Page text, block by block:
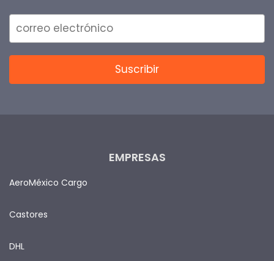
EMPRESAS
AeroMéxico Cargo
Castores
DHL